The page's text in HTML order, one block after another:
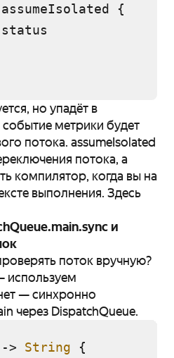
{
но упадёт в
метрики будет
потока. assumeIsolated
потока, а
компилятор, когда вы на
выполнения. Здесь
и
поток вручную?
используем
— синхронно
через DispatchQueue.
> String {